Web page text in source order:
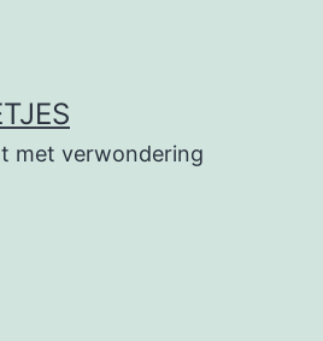
met verwondering